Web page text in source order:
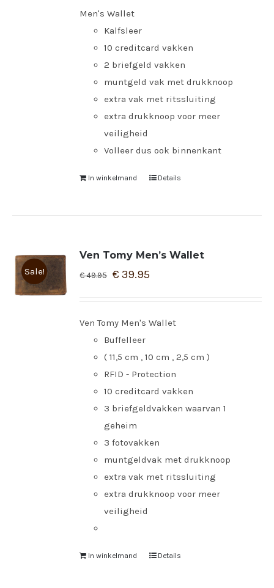
Men's Wallet
Kalfsleer
10 creditcard vakken
2 briefgeld vakken
muntgeld vak met drukknoop
extra vak met ritssluiting
extra drukknoop voor meer
veiligheid
Volleer dus ook binnenkant
In winkelmand Details
Sale!
Ven Tomy Men’s Wallet
€49.95 € 39.95
Ven Tomy Men's Wallet
Buffelleer
( 11,5 cm , 10 cm , 2,5 cm )
RFID - Protection
10 creditcard vakken
3 briefgeldvakken waarvan 1
geheim
3 fotovakken
muntgeldvak met drukknoop
extra vak met ritssluiting
extra drukknoop voor meer
veiligheid
In winkelmand Details